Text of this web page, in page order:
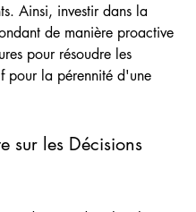
Ainsi, investir dans la
de manière proactive
pour résoudre les
pour la pérennité d'une
sur les Décisions